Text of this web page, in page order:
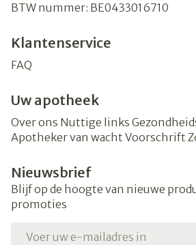
BTW nummer: BE0433016710
Klantenservice
FAQ
Uw apotheek
Over ons Nuttige links
Apotheker van wacht Voorschrift
Nieuwsbrief
Blijf op de hoogte van nieuwe
promoties